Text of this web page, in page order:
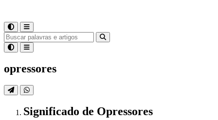
opressores
Significado de Opressores